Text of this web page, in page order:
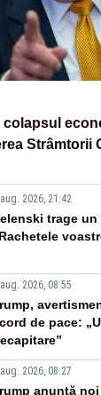
colapsul
Strâmtorii
2026, 21:42
trage un
2026, 08:55
de pace:
2026, 08:27
anunță